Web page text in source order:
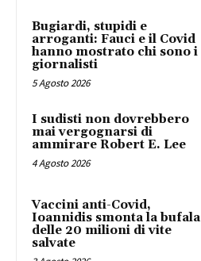
Bugiardi, stupidi e
arroganti: Fauci e il Covid
hanno mostrato chi sono i
giornalisti
5 Agosto 2026
I sudisti non dovrebbero
mai vergognarsi di
ammirare Robert E. Lee
4 Agosto 2026
Vaccini anti-Covid,
Ioannidis smonta la bufala
delle 20 milioni di vite
salvate